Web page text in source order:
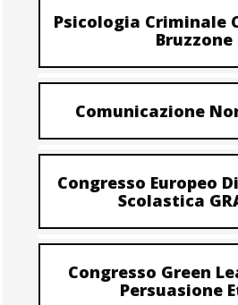
Psicologia Criminale
Bruzzone
Comunicazione
Congresso Europeo
Scolastica
Congresso Green
Persuasione